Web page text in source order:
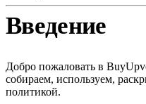
Введение
Добро пожаловать в
собираем, используем,
политикой.